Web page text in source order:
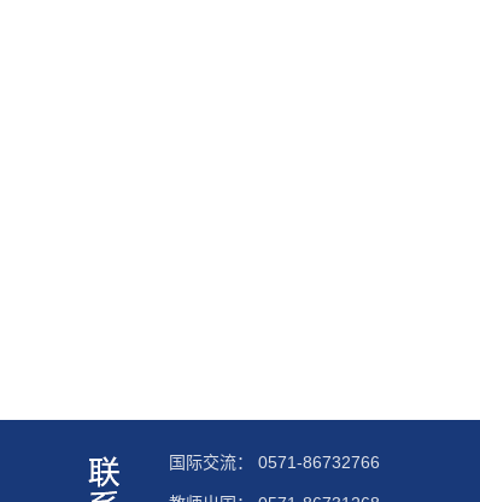
国际交流： 0571-86732766